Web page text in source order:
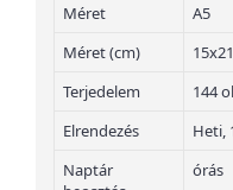
Méret
A5
Méret (cm)
Terjedelem
144
Elrendezés
Heti,
Naptár
órás